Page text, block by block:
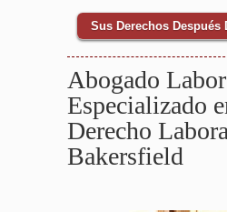
Sus Derechos Después
Abogado
Especializado
Derecho
Bakersfield